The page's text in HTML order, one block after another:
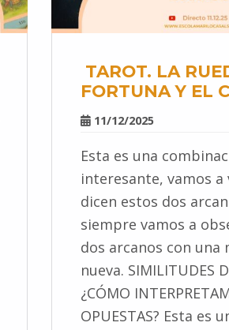
TAROT. LA
FORTUNA Y EL
11/12/2025
Esta es una
interesante, vamos a
dicen estos dos
siempre vamos a
dos arcanos con una
nueva. SIMILITUDES
¿CÓMO
OPUESTAS? Esta es